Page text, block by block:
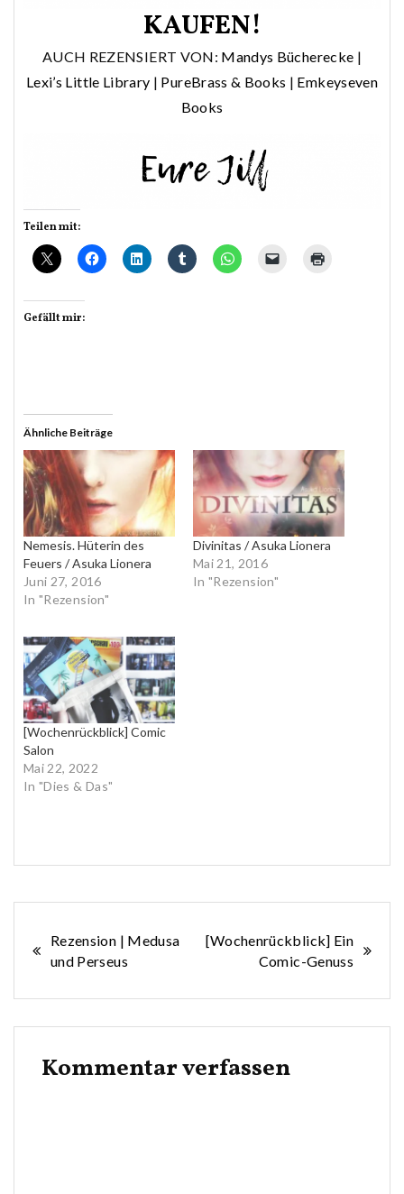
KAUFEN!
AUCH REZENSIERT VON: Mandys Bücherecke |
Lexi’s Little Library | PureBrass & Books | Emkeyseven
Books
Teilen mit:
Gefällt mir:
Ähnliche Beiträge
Nemesis. Hüterin des
Feuers / Asuka Lionera
Juni 27, 2016
In "Rezension"
Divinitas / Asuka Lionera
Mai 21, 2016
In "Rezension"
[Wochenrückblick] Comic
Salon
Mai 22, 2022
In "Dies & Das"
Beitragsnavigation
Rezension | Medusa
und Perseus
[Wochenrückblick] Ein
Comic-Genuss
Kommentar verfassen